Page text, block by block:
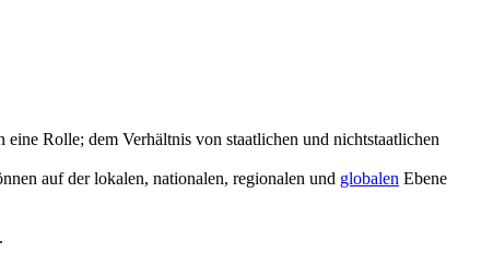
Rolle; dem Verhältnis von staatlichen und nichtstaatlichen
auf der lokalen, nationalen, regionalen und globalen Ebene